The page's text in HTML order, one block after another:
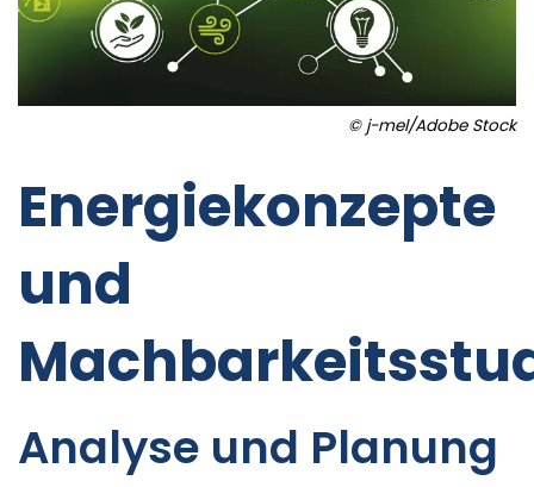
© j-mel/Adobe Stock
Energiekonzepte
und
Analyse und Planung